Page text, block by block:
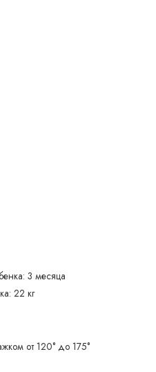
3 месяца
22 кг
от 120° до 175°